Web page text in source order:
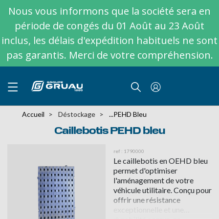
Nous vous informons que la société sera en
période de congés du 01 Août au 23 Août
inclus, les délais d'expédition habituels ne sont
pas garantis. Merci de votre compréhension.
Accueil Déstockage ...PEHD Bleu
Caillebotis PEHD bleu
ref : 1790000
Le caillebotis en OEHD bleu
permet d'optimiser
l'aménagement de votre
véhicule utilitaire. Conçu pour
offrir une résistance
exceptionnelle et une